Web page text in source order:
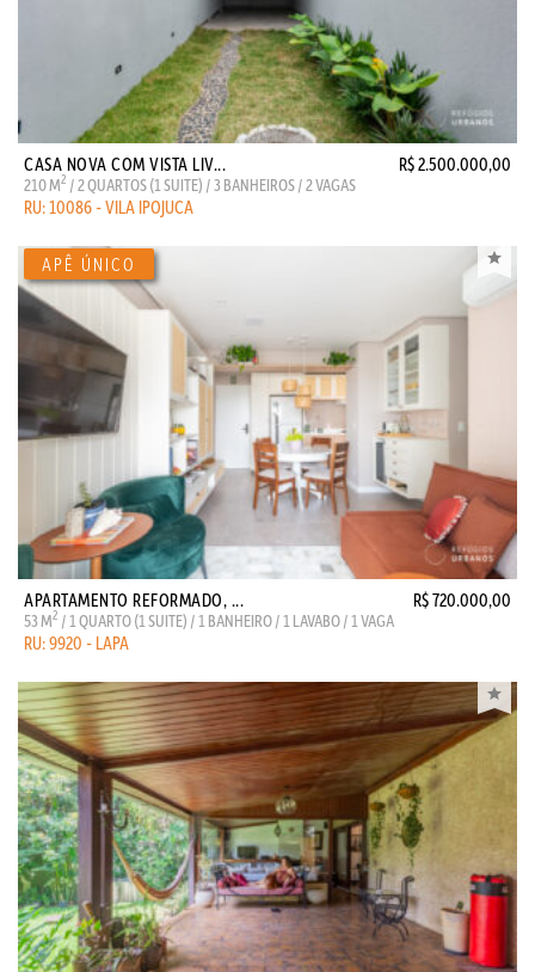
CASA NOVA COM VISTA LIV... R$ 2.500.000,00
210 M2 / 2 QUARTOS (1 SUITE) / 3 BANHEIROS / 2 VAGAS
RU: 10086 - VILA IPOJUCA
APARTAMENTO REFORMADO, ... R$ 720.000,00
53 M2 / 1 QUARTO (1 SUITE) / 1 BANHEIRO / 1 LAVABO / 1 VAGA
RU: 9920 - LAPA